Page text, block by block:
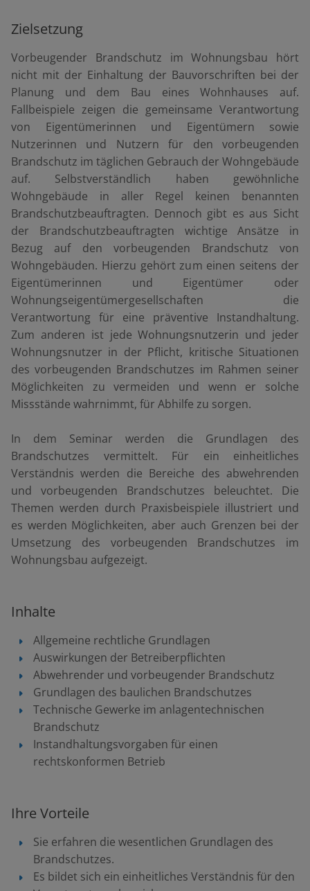
Zielsetzung
Vorbeugender Brandschutz im Wohnungsbau hört
nicht mit der Einhaltung der Bauvorschriften bei der
Planung und dem Bau eines Wohnhauses auf.
Fallbeispiele zeigen die gemeinsame Verantwortung
von Eigentümerinnen und Eigentümern sowie
Nutzerinnen und Nutzern für den vorbeugenden
Brandschutz im täglichen Gebrauch der Wohngebäude
auf. Selbstverständlich haben gewöhnliche
Wohngebäude in aller Regel keinen benannten
Brandschutzbeauftragten. Dennoch gibt es aus Sicht
der Brandschutzbeauftragten wichtige Ansätze in
Bezug auf den vorbeugenden Brandschutz von
Wohngebäuden. Hierzu gehört zum einen seitens der
Eigentümerinnen und Eigentümer oder
Wohnungseigentümergesellschaften die
Verantwortung für eine präventive Instandhaltung.
Zum anderen ist jede Wohnungsnutzerin und jeder
Wohnungsnutzer in der Pflicht, kritische Situationen
des vorbeugenden Brandschutzes im Rahmen seiner
Möglichkeiten zu vermeiden und wenn er solche
Missstände wahrnimmt, für Abhilfe zu sorgen.
In dem Seminar werden die Grundlagen des
Brandschutzes vermittelt. Für ein einheitliches
Verständnis werden die Bereiche des abwehrenden
und vorbeugenden Brandschutzes beleuchtet. Die
Themen werden durch Praxisbeispiele illustriert und
es werden Möglichkeiten, aber auch Grenzen bei der
Umsetzung des vorbeugenden Brandschutzes im
Wohnungsbau aufgezeigt.
Inhalte
Allgemeine rechtliche Grundlagen
Auswirkungen der Betreiberpflichten
Abwehrender und vorbeugender Brandschutz
Grundlagen des baulichen Brandschutzes
Technische Gewerke im anlagentechnischen
Brandschutz
Instandhaltungsvorgaben für einen
rechtskonformen Betrieb
Ihre Vorteile
Sie erfahren die wesentlichen Grundlagen des
Brandschutzes.
Es bildet sich ein einheitliches Verständnis für den